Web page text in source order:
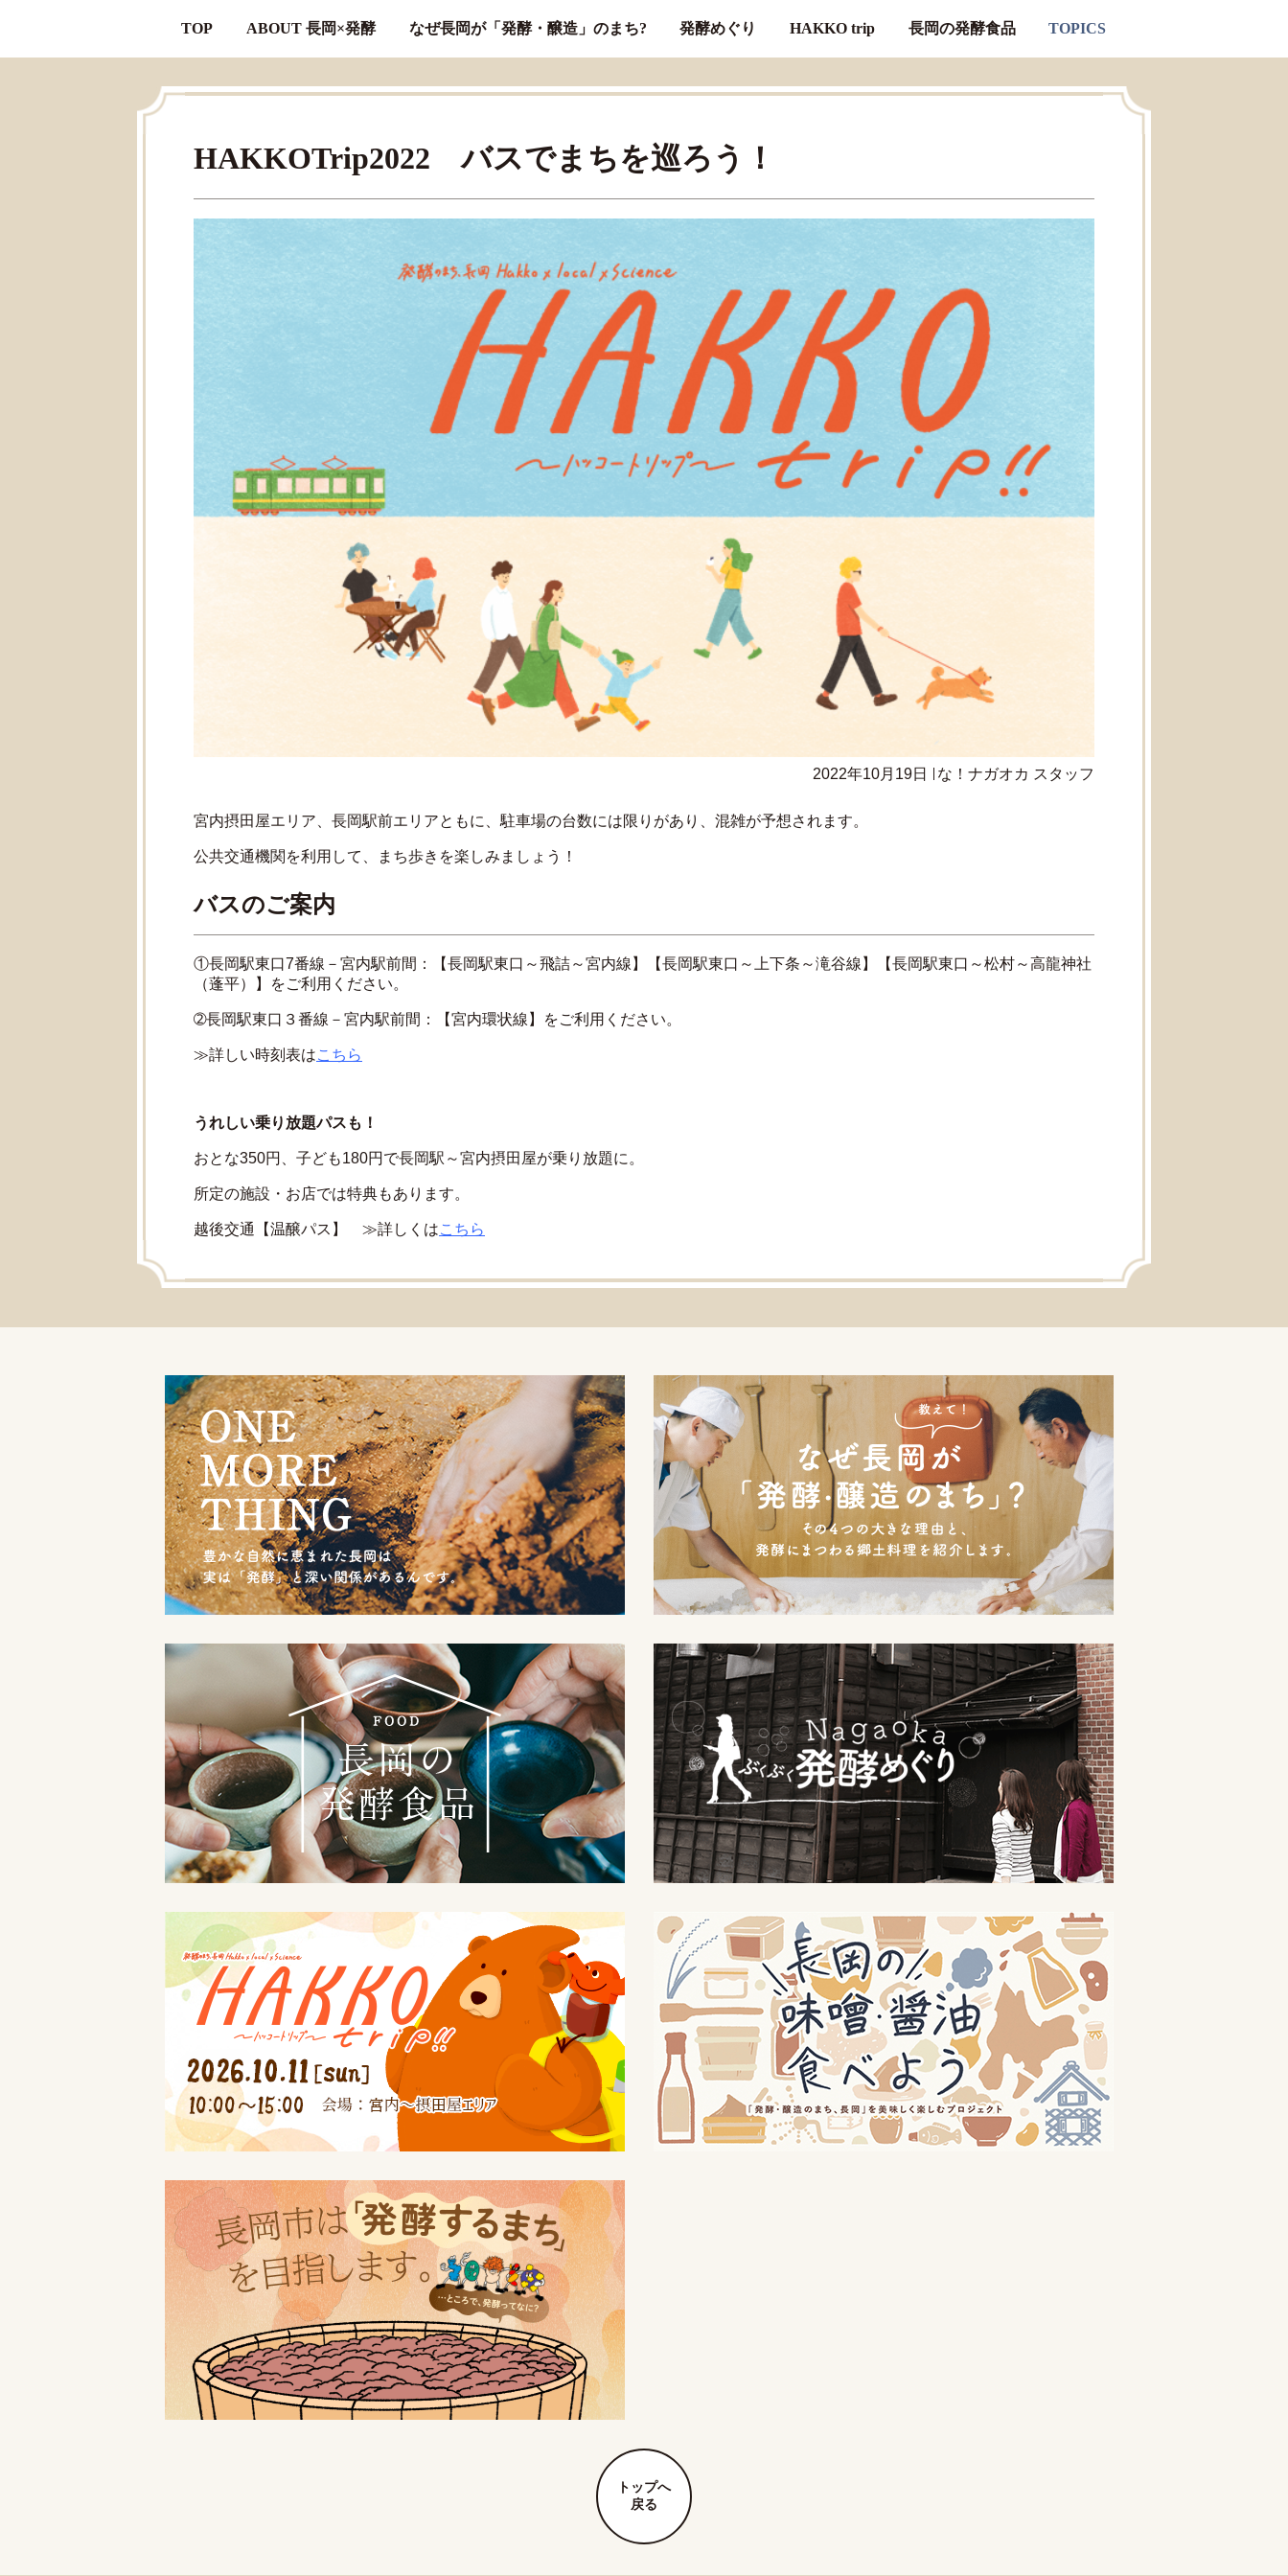
TOP ABOUT 長岡×発酵 なぜ長岡が「発酵・醸造」のまち? 発酵めぐり HAKKO trip 長岡の発酵食品 TOPICS
HAKKOTrip2022 バスでまちを巡ろう！
2022年10月19日 な！ナガオカ スタッフ
宮内摂田屋エリア、長岡駅前エリアともに、駐車場の台数には限りがあり、混雑が予想されます。
公共交通機関を利用して、まち歩きを楽しみましょう！
バスのご案内
①長岡駅東口7番線－宮内駅前間：【長岡駅東口～飛詰～宮内線】【長岡駅東口～上下条～滝谷線】【長岡駅東口～松村～高龍神社
（蓬平）】をご利用ください。
➁長岡駅東口３番線－宮内駅前間：【宮内環状線】をご利用ください。
≫詳しい時刻表はこちら
うれしい乗り放題パスも！
おとな350円、子ども180円で長岡駅～宮内摂田屋が乗り放題に。
所定の施設・お店では特典もあります。
越後交通【温醸パス】 ≫詳しくはこちら
トップへ
戻る